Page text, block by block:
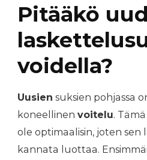
Pitääkö
voidella?
Uusien suksien pohjassa
koneellinen voitelu.
ole optimaalisin, joten sen
kannata luottaa.